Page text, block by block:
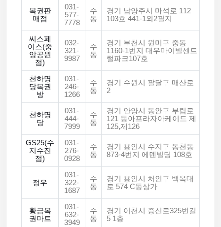
복권판
매점
031-
577-
7778
수
동
경기 남양주시 마석로 112
103호 441-1외2필지
씨스페
이스(중
앙공원
점)
032-
321-
9987
수
동
경기 부천시 원미구 중동
1160-1번지 대우마이빌센트
럴파크107호
천하명
당복권
방
031-
246-
1266
수
동
경기 수원시 팔달구 매산로
2
천하명
당
031-
444-
7999
수
동
경기 안양시 동안구 부림로
121 동아프라자아케이드 제
125,제126
GS25(수
지수진
점)
031-
276-
0928
수
동
경기 용인시 수지구 동천동
873-4번지 에덴빌딩 108호
정우
031-
322-
1687
수
동
경기 용인시 처인구 백옥대
로 574 C동상가
황금복
권마트
031-
632-
3949
수
동
경기 이천시 증신로325번길
5 1층